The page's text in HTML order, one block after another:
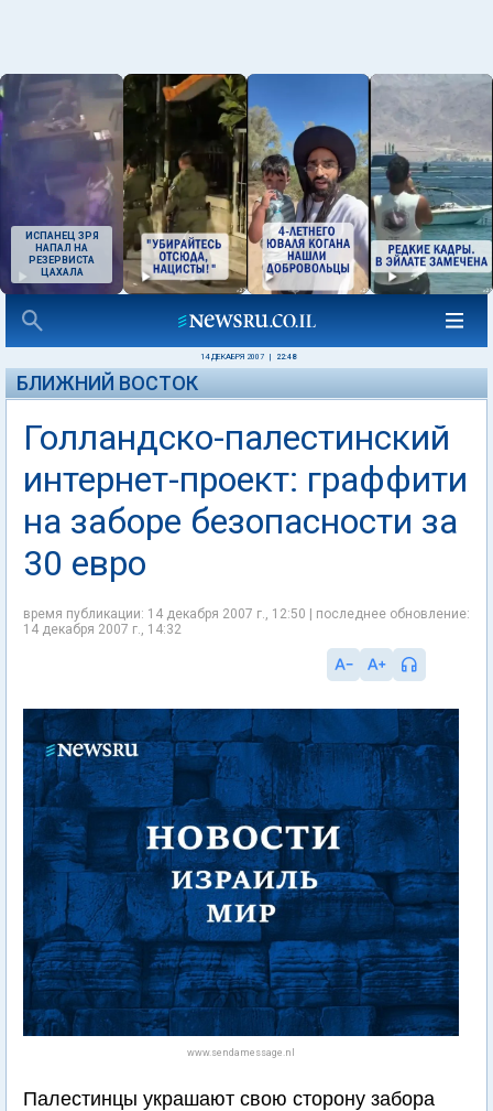
ИСПАНЕЦ ЗРЯ
НАПАЛ НА
РЕЗЕРВИСТА
ЦАХАЛА
14 ДЕКАБРЯ 2007 22:48
БЛИЖНИЙ ВОСТОК
Голландско-палестинский
интернет-проект: граффити
на заборе безопасности за
30 евро
время публикации: 14 декабря 2007 г., 12:50 | последнее обновление:
14 декабря 2007 г., 14:32
www.sendamessage.nl
Палестинцы украшают свою сторону забора